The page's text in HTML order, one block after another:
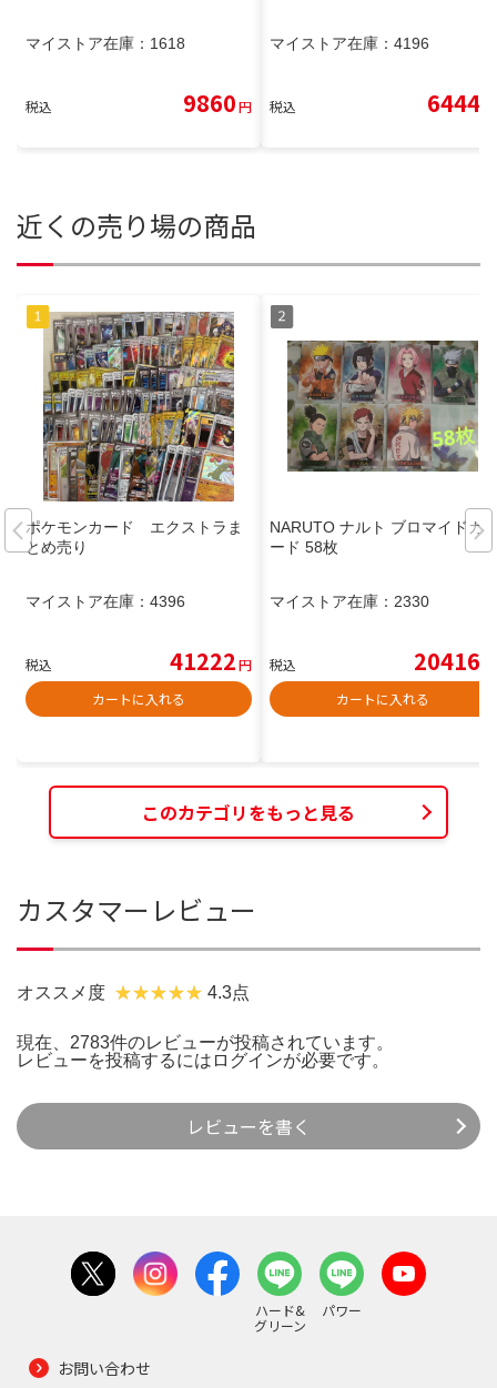
マイストア在庫： 1618
税込 9860円
マイストア在庫： 4196
税込 6444
近くの売り場の商品
ポケモンカード エクストラま
とめ売り
マイストア在庫： 4396
税込 41222円
カートに入れる
NARUTO ナルト ブロマイドカ
ード 58枚
マイストア在庫： 2330
税込 20416
カートに入れる
このカテゴリをもっと見る
カスタマーレビュー
オススメ度 4.3点
現在、2783件のレビューが投稿されています。
レビューを投稿するには ログインが必要です。
レビューを書く
ハード&
グリーン
パワー
お問い合わせ